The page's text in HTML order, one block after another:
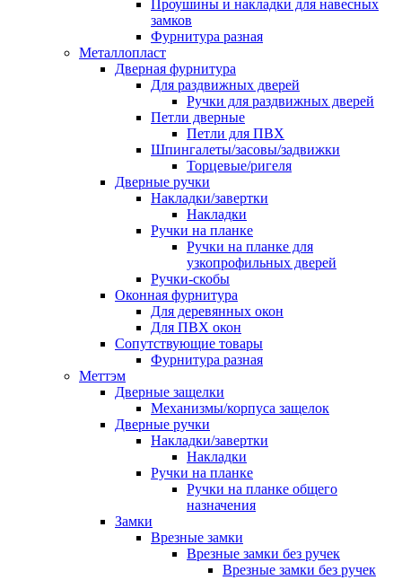
Проушины и накладки для навесных
замков
Фурнитура разная
Металлопласт
Дверная фурнитура
Для раздвижных дверей
Ручки для раздвижных дверей
Петли дверные
Петли для ПВХ
Шпингалеты/засовы/задвижки
Торцевые/ригеля
Дверные ручки
Накладки/завертки
Накладки
Ручки на планке
Ручки на планке для
узкопрофильных дверей
Ручки-скобы
Оконная фурнитура
Для деревянных окон
Для ПВХ окон
Сопутствующие товары
Фурнитура разная
Меттэм
Дверные защелки
Механизмы/корпуса защелок
Дверные ручки
Накладки/завертки
Накладки
Ручки на планке
Ручки на планке общего
назначения
Замки
Врезные замки
Врезные замки без ручек
Врезные замки без ручек